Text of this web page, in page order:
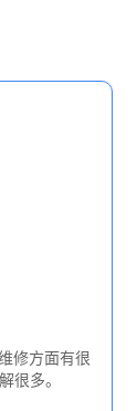
修方面有很
很多。